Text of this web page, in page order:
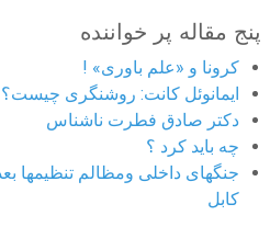
پنج مقاله پر خواننده
کرونا و «علم باوری» !
ایمانوئل کانت: روشنگری چیست؟
دکتر صادق فطرت ناشناس
چه باید کرد ؟
کابل